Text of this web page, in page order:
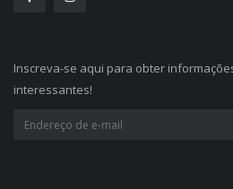
Inscreva-se aqui para obter
interessantes!